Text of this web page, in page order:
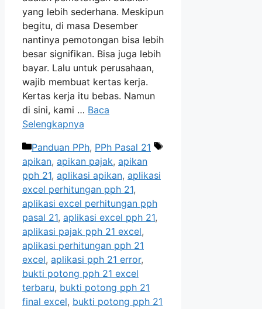
yang lebih sederhana. Meskipun
begitu, di masa Desember
nantinya pemotongan bisa lebih
besar signifikan. Bisa juga lebih
bayar. Lalu untuk perusahaan,
wajib membuat kertas kerja.
Kertas kerja itu bebas. Namun
di sini, kami … Baca
Selengkapnya
Kategori
Panduan PPh, PPh Pasal 21
Tag
apikan, apikan pajak, apikan
pph 21, aplikasi apikan, aplikasi
excel perhitungan pph 21,
aplikasi excel perhitungan pph
pasal 21, aplikasi excel pph 21,
aplikasi pajak pph 21 excel,
aplikasi perhitungan pph 21
excel, aplikasi pph 21 error,
bukti potong pph 21 excel
terbaru, bukti potong pph 21
final excel, bukti potong pph 21